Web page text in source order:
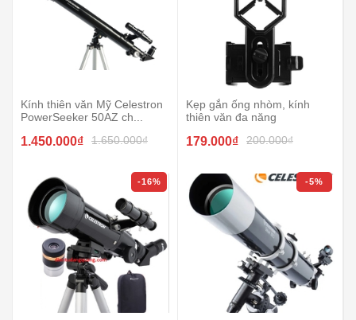
Kính thiên văn Mỹ Celestron
PowerSeeker 50AZ ch...
1.450.000₫ 1.650.000₫
-16%
Kẹp gắn ống nhòm, kính
thiên văn đa năng
179.000₫ 200.000₫
-5%